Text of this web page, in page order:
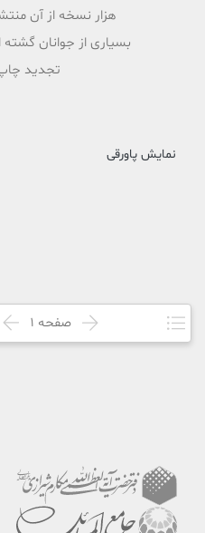
هزار نسخه از آن
بسیارى از جوانان
تجدید
نمایش پاورقی
صفحه 1